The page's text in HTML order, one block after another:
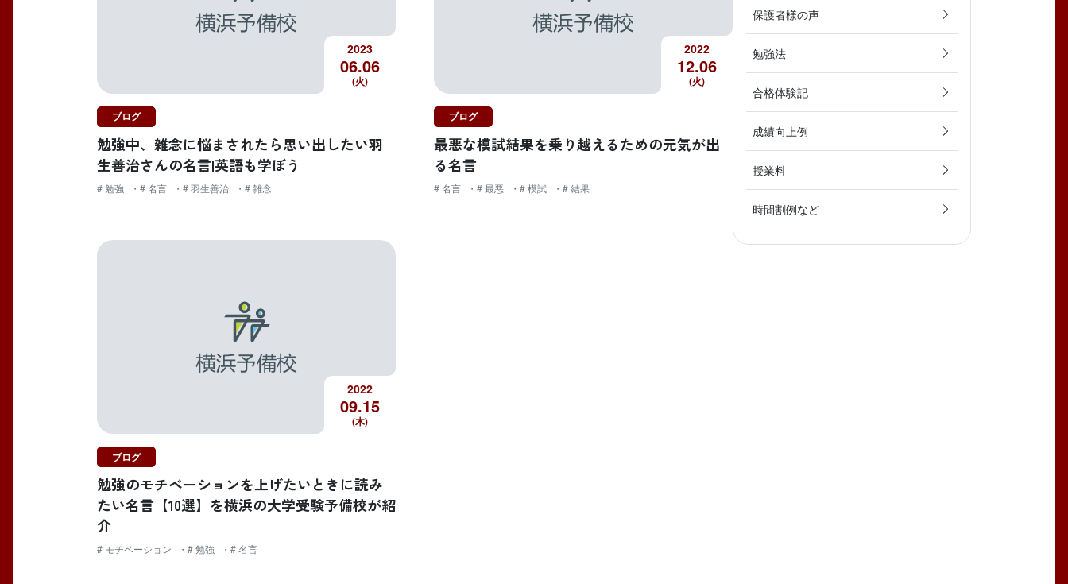
2023
06.06
(火)
ブログ
勉強中、雑念に悩まされたら思い出したい羽
生善治さんの名言|英語も学ぼう
# 勉強 # 名言 # 羽生善治 # 雑念
2022
12.06
(火)
ブログ
最悪な模試結果を乗り越えるための元気が出
る名言
# 名言 # 最悪 # 模試 # 結果
2022
09.15
(木)
ブログ
勉強のモチベーションを上げたいときに読み
たい名言【10選】を横浜の大学受験予備校が紹
介
# モチベーション # 勉強 # 名言
保護者様の声
勉強法
合格体験記
成績向上例
授業料
時間割例など